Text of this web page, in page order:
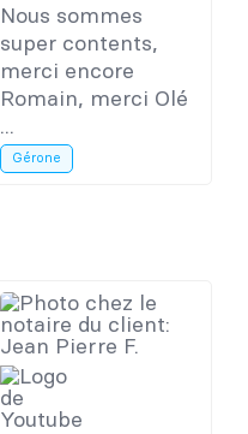
Nous sommes
super contents,
merci encore
Romain, merci Olé
...
Gérone